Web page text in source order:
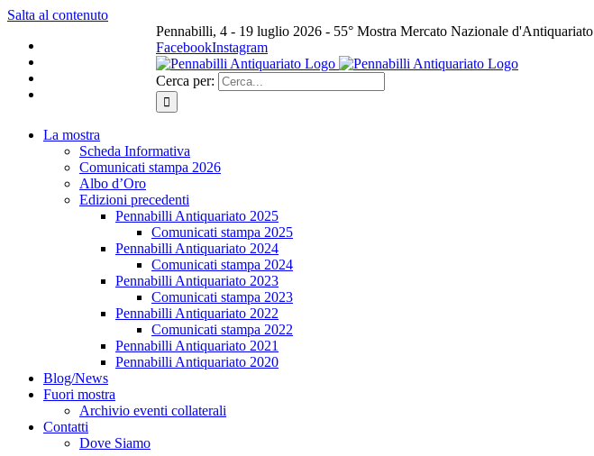
Salta al contenuto
Pennabilli, 4 - 19 luglio 2026 - 55° Mostra Mercato Nazionale d'Antiquariato
FacebookInstagram
Cerca per:
La mostra
Scheda Informativa
Comunicati stampa 2026
Albo d’Oro
Edizioni precedenti
Pennabilli Antiquariato 2025
Comunicati stampa 2025
Pennabilli Antiquariato 2024
Comunicati stampa 2024
Pennabilli Antiquariato 2023
Comunicati stampa 2023
Pennabilli Antiquariato 2022
Comunicati stampa 2022
Pennabilli Antiquariato 2021
Pennabilli Antiquariato 2020
Blog/News
Fuori mostra
Archivio eventi collaterali
Contatti
Dove Siamo